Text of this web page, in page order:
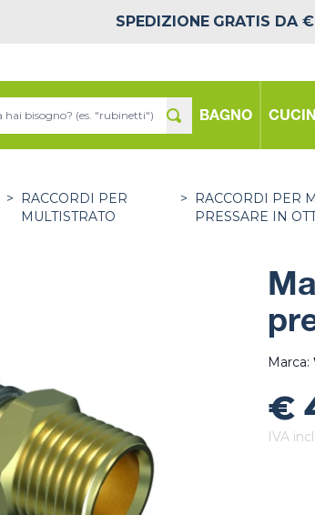
SPEDIZIONE GRATIS DA
BAGNO
>
RACCORDI PER
MULTISTRATO
>
RACCORDI PER
PRESSARE IN
Marca:
€
IVA